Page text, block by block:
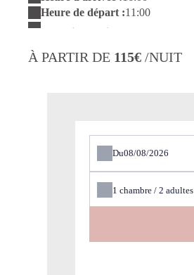
Heure de départ :11:00
À PARTIR DE 115€ /NUIT
Du
1chambre /2adultes